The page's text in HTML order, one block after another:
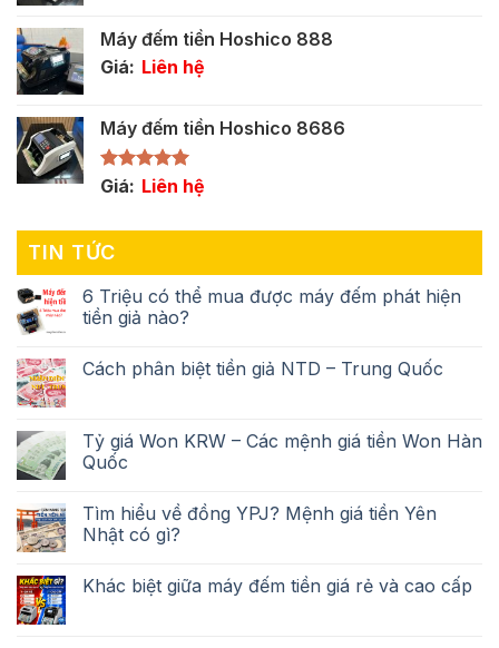
Máy đếm tiền Hoshico 888
Giá: Liên hệ
Máy đếm tiền Hoshico 8686
Được xếp
Giá: Liên hệ
TIN TỨC
6 Triệu có thể mua được máy đếm phát hiện
tiền giả nào?
Cách phân biệt tiền giả NTD – Trung Quốc
Tỷ giá Won KRW – Các mệnh giá tiền Won Hàn
Quốc
Tìm hiểu về đồng YPJ? Mệnh giá tiền Yên
Nhật có gì?
Khác biệt giữa máy đếm tiền giá rẻ và cao cấp